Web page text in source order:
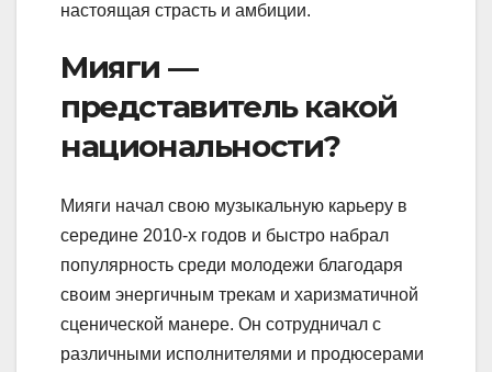
настоящая страсть и амбиции.
Мияги —
представитель какой
национальности?
Мияги начал свою музыкальную карьеру в
середине 2010-х годов и быстро набрал
популярность среди молодежи благодаря
своим энергичным трекам и харизматичной
сценической манере. Он сотрудничал с
различными исполнителями и продюсерами